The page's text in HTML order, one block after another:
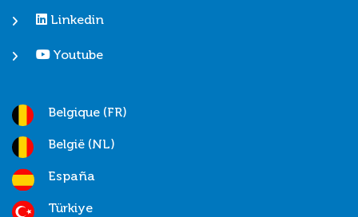
Linkedin
Youtube
Belgique (FR)
België (NL)
España
Türkiye